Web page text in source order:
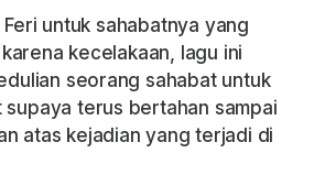
untuk sahabatnya yang
kecelakaan, lagu ini
seorang sahabat untuk
supaya terus bertahan sampai
atas kejadian yang terjadi di